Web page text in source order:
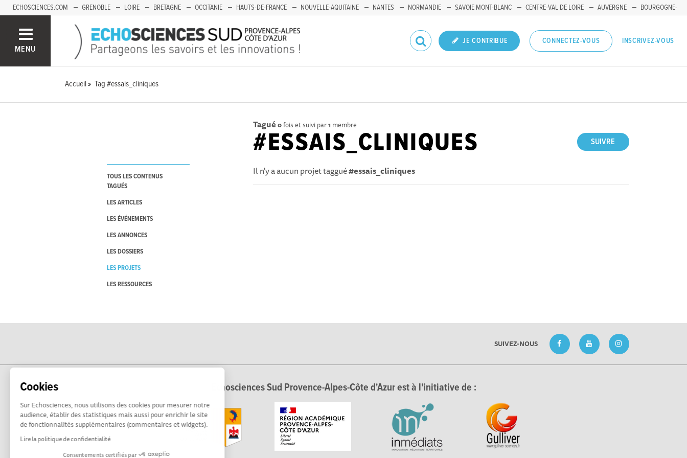
Cookies
Sur Echosciences, nous utilisons des cookies pour mesurer notre
audience, établir des statistiques mais aussi pour enrichir le site
de fonctionnalités supplémentaires (commentaires et widgets).
Lire la politique de confidentialité
Consentements certifiés par
ECHOSCIENCES.COM GRENOBLE LOIRE BRETAGNE OCCITANIE HAUTS-DE-FRANCE NOUVELLE-AQUITAINE NANTES NORMANDIE SAVOIE MONT-BLANC CENTRE-VAL DE LOIRE AUVERGNE
BOURGOGNE-
MENU
JE CONTRIBUE CONNECTEZ-VOUS INSCRIVEZ-VOUS
Accueil Tag #essais_cliniques
TOUS LES CONTENUS
TAGUÉS
LES ARTICLES
LES ÉVÉNEMENTS
LES ANNONCES
LES DOSSIERS
LES PROJETS
LES RESSOURCES
Tagué 0fois et suivi par1 membre
SUIVRE
#ESSAIS_CLINIQUES
Il n'y a aucun projet taggué#essais_cliniques
SUIVEZ-NOUS
Echosciences Sud Provence-Alpes-Côte d'Azur est à l'initiative de :